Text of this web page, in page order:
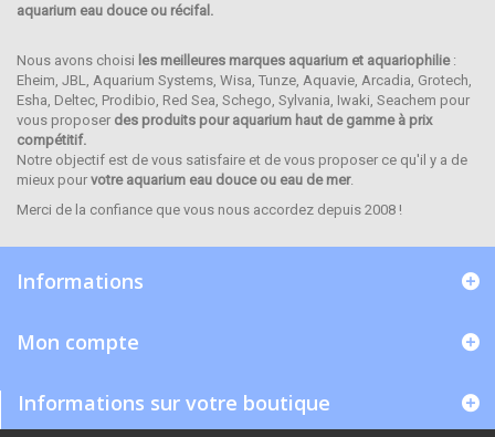
aquarium eau douce ou récifal.
Nous avons choisi les meilleures marques aquarium et aquariophilie:
Eheim, JBL, Aquarium Systems, Wisa, Tunze, Aquavie, Arcadia, Grotech,
Esha, Deltec, Prodibio, Red Sea, Schego, Sylvania, Iwaki, Seachem pour
vous proposer des produits pour aquarium haut de gamme à prix
compétitif.
Notre objectif est de vous satisfaire et de vous proposer ce qu'il y a de
mieux pour votre aquarium eau douce ou eau de mer.
Merci de la confiance que vous nous accordez depuis 2008 !
Informations
Mon compte
Informations sur votre boutique